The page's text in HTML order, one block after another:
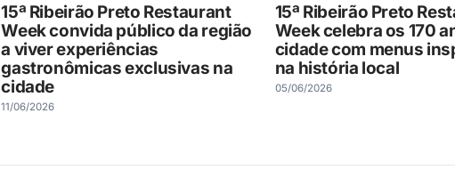
15ª Ribeirão Preto Restaurant
Week convida público da região
a viver experiências
gastronômicas exclusivas na
cidade
11/06/2026
15ª Ribeirão Preto
Week celebra os 170
cidade com menus
na história local
05/06/2026